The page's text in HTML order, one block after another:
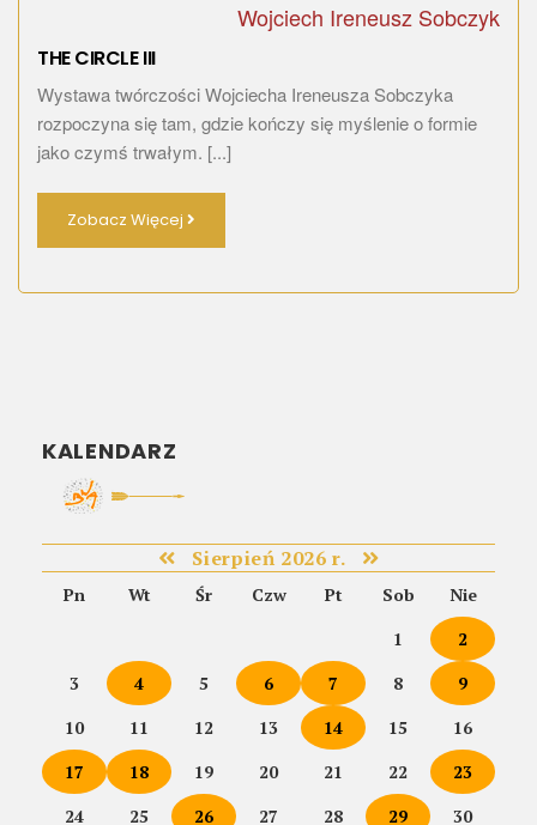
Wojciech Ireneusz Sobczyk
THE CIRCLE III
Wystawa twórczości Wojciecha Ireneusza Sobczyka
rozpoczyna się tam, gdzie kończy się myślenie o formie
jako czymś trwałym. [...]
Zobacz Więcej
KALENDARZ
Sierpień 2026 r.
Pn Wt Śr Czw Pt Sob
Nie
1
2
3
4 5 6 7 8
9
10
11 12 13 14 15
16
17
18 19 20 21 22
23
24
25 26 27 28 29 30